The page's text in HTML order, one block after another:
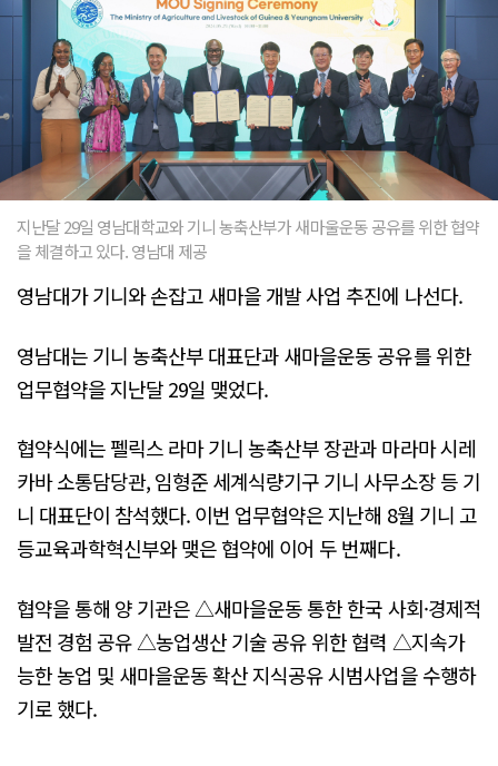
지난달 29일 영남대학교와 기니 농축산부가 새마울운동 공유를 위한 협약
을 체결하고 있다. 영남대 제공
영남대가 기니와 손잡고 새마을 개발 사업 추진에 나선다.
영남대는 기니 농축산부 대표단과 새마을운동 공유를 위한
업무협약을 지난달 29일 맺었다.
협약식에는 펠릭스 라마 기니 농축산부 장관과 마라마 시레
카바 소통담당관, 임형준 세계식량기구 기니 사무소장 등 기
니 대표단이 참석했다. 이번 업무협약은 지난해 8월 기니 고
등교육과학혁신부와 맺은 협약에 이어 두 번째다.
협약을 통해 양 기관은 △새마을운동 통한 한국 사회·경제적
발전 경험 공유 △농업생산 기술 공유 위한 협력 △지속가
능한 농업 및 새마을운동 확산 지식공유 시범사업을 수행하
기로 했다.